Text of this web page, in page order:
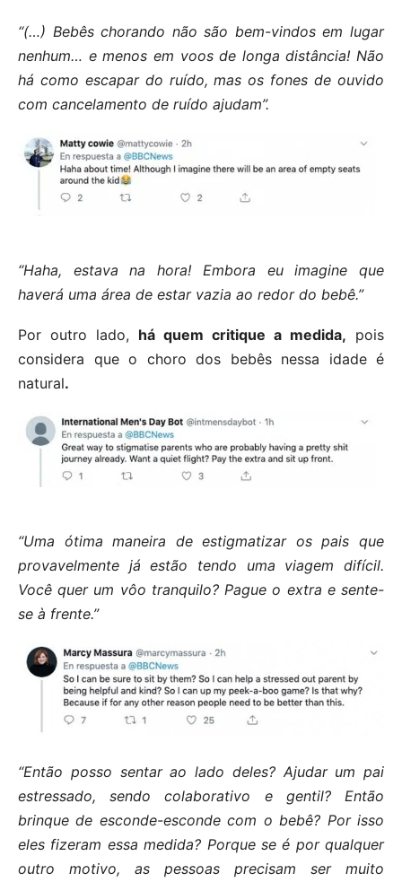
“(…) Bebês chorando não são bem-vindos em lugar
nenhum… e menos em voos de longa distância! Não
há como escapar do ruído, mas os fones de ouvido
com cancelamento de ruído ajudam”.
“Haha, estava na hora! Embora eu imagine que
haverá uma área de estar vazia ao redor do bebê.”
Por outro lado, há quem critique a medida, pois
considera que o choro dos bebês nessa idade é
natural.
“Uma ótima maneira de estigmatizar os pais que
provavelmente já estão tendo uma viagem difícil.
Você quer um vôo tranquilo? Pague o extra e sente-
se à frente.”
“Então posso sentar ao lado deles? Ajudar um pai
estressado, sendo colaborativo e gentil? Então
brinque de esconde-esconde com o bebê? Por isso
eles fizeram essa medida? Porque se é por qualquer
outro motivo, as pessoas precisam ser muito